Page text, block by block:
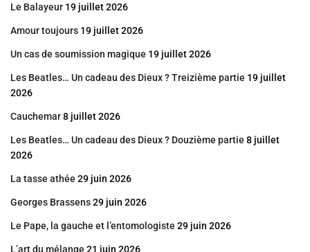
Le Balayeur 19 juillet 2026
Amour toujours 19 juillet 2026
Un cas de soumission magique 19 juillet 2026
Les Beatles… Un cadeau des Dieux ? Treizième partie 19 juillet
2026
Cauchemar8 juillet 2026
Les Beatles… Un cadeau des Dieux ? Douzième partie 8 juillet
2026
La tasse athée 29 juin 2026
Georges Brassens29 juin 2026
Le Pape, la gauche et l’entomologiste 29 juin 2026
L’art du mélange 21 juin 2026